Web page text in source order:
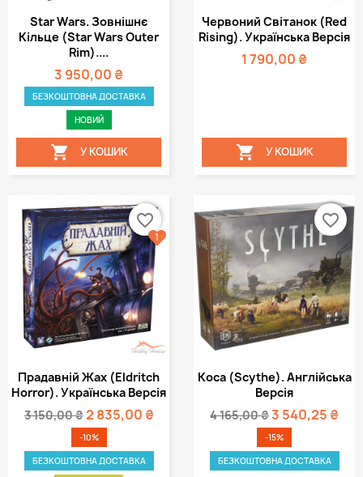
Star Wars. Зовнішнє
Кільце (Star Wars Outer
Rim)....
3 950,00 ₴
БЕЗКОШТОВНА ДОСТАВКА
НОВИЙ
 У КОШИК
Червоний Світанок (Red
Rising). Українська Версія
1 790,00 ₴
 У КОШИК
Прадавній Жах (Eldritch
Horror). Українська Версія
3 150,00 ₴2 835,00 ₴
-10%
БЕЗКОШТОВНА ДОСТАВКА
favorite_border
1
Коса (Scythe). Англійська
Версія
4 165,00 ₴3 540,25 ₴
-15%
БЕЗКОШТОВНА ДОСТАВКА
favorite_border